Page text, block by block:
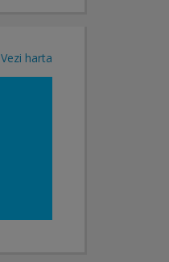
Vezi harta